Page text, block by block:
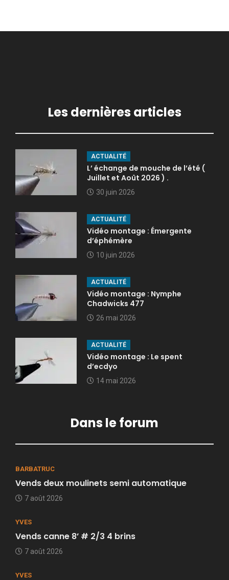
Les dernières articles
ACTUALITÉ
L’ échange de mouche de l’été (
Juillet et Août 2026 ) .
30 juin 2026
ACTUALITÉ
Vidéo montage : Émergente
d’éphémère
10 juin 2026
ACTUALITÉ
Vidéo montage : Nymphe
Chadwicks 477
26 mai 2026
ACTUALITÉ
Vidéo montage : Le spent
d’ecdyo
14 mai 2026
Dans le forum
BARBATRUC
Vends deux moulinets semi automatique
7 août 2026
YVES
Vends canne 8’ # 2/3 4 brins
7 août 2026
YVES